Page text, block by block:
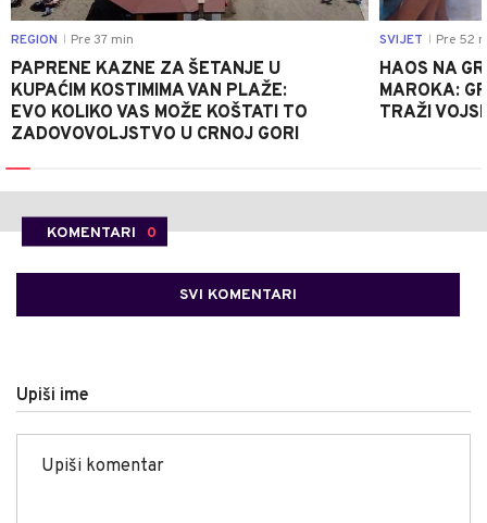
REGION Pre 37 min
PAPRENE KAZNE ZA ŠETANJE U
KUPAĆIM KOSTIMIMA VAN PLAŽE:
EVO KOLIKO VAS MOŽE KOŠTATI TO
ZADOVOVOLJSTVO U CRNOJ GORI
SVIJET Pre 52
HAOS NA
MAROKA:
TRAŽI
KOMENTARI 0
SVI KOMENTARI
Upiši ime